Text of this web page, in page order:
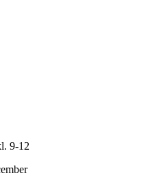
9-12